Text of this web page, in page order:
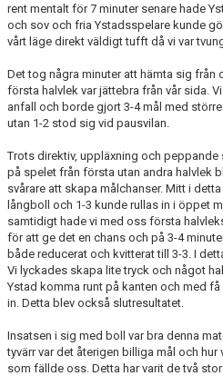
rent mentalt för 7 minuter senare hade
och sov och fria Ystadsspelare kunde
vårt läge direkt väldigt tufft då vi var
Det tog några minuter att hämta sig från
första halvlek var jättebra från vår sida.
anfall och borde gjort 3-4 mål med
utan 1-2 stod sig vid pausvilan.
Trots direktiv, uppläxning och
på spelet från första utan andra halvlek
svårare att skapa målchanser. Mitt i
långboll och 1-3 kunde rullas in i öppet
samtidigt hade vi med oss första
för att ge det en chans och på 3-4
både reducerat och kvitterat till 3-3. I
Vi lyckades skapa lite tryck och något
Ystad komma runt på kanten och med
in. Detta blev också slutresultatet.
Insatsen i sig med boll var bra denna
tyvärr var det återigen billiga mål och
som fällde oss. Detta har varit de två